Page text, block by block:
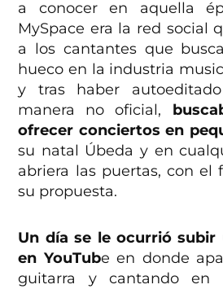
a conocer en aquella
MySpace era la red social
a los cantantes que
hueco en la industria
y tras haber
manera no oficial,
ofrecer conciertos en
su natal Úbeda y en
abriera las puertas, con el
su propuesta.
Un día se le ocurrió subir
en YouTube en donde
guitarra y cantando en